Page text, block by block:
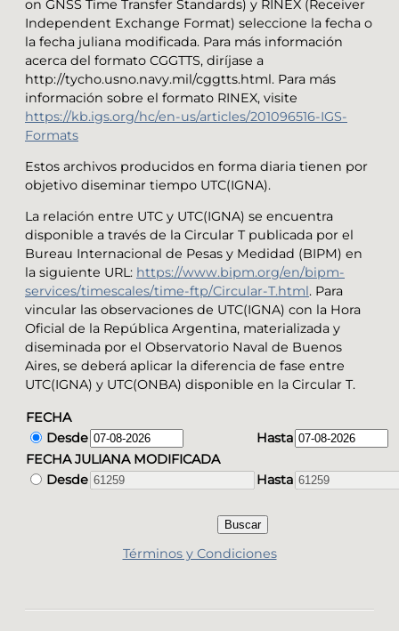
on GNSS Time Transfer Standards) y RINEX (Receiver
Independent Exchange Format) seleccione la fecha o
la fecha juliana modificada. Para más información
acerca del formato CGGTTS, diríjase a
http://tycho.usno.navy.mil/cggtts.html. Para más
información sobre el formato RINEX, visite
https://kb.igs.org/hc/en-us/articles/201096516-IGS-
Formats
Estos archivos producidos en forma diaria tienen por
objetivo diseminar tiempo UTC(IGNA).
La relación entre UTC y UTC(IGNA) se encuentra
disponible a través de la Circular T publicada por el
Bureau Internacional de Pesas y Medidad (BIPM) en
la siguiente URL: https://www.bipm.org/en/bipm-
services/timescales/time-ftp/Circular-T.html. Para
vincular las observaciones de UTC(IGNA) con la Hora
Oficial de la República Argentina, materializada y
diseminada por el Observatorio Naval de Buenos
Aires, se deberá aplicar la diferencia de fase entre
UTC(IGNA) y UTC(ONBA) disponible en la Circular T.
FECHA
Desde
Hasta
FECHA JULIANA MODIFICADA
Desde
Hasta
Términos y Condiciones